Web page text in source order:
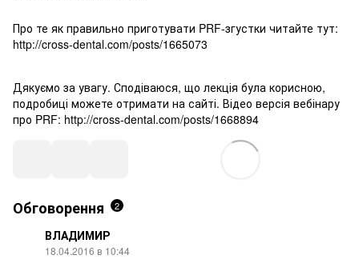
Про те як правильно приготувати PRF-згустки читайте тут:
http://cross-dental.com/posts/1665073
Дякуємо за увагу. Сподіваюся, що лекція була корисною,
подробиці можете отримати на сайті. Відео версія вебінару
про PRF: http://cross-dental.com/posts/1668894
Обговорення 2
ВЛАДИМИР
18.04.2016 в 10:44